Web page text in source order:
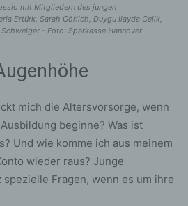
mit Mitgliedern des jungen
Ertürk, Sarah Görlich, Duygu Ilayda Celik,
- Foto: Sparkasse Hannover
mich die Altersvorsorge, wenn
beginne? Was ist
Und wie komme ich aus meinem
wieder raus? Junge
spezielle Fragen, wenn es um ihre